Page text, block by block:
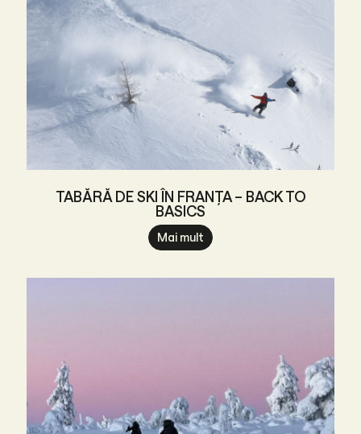
TABĂRĂ DE SKI ÎN FRANȚA – BACK TO
BASICS
Mai mult